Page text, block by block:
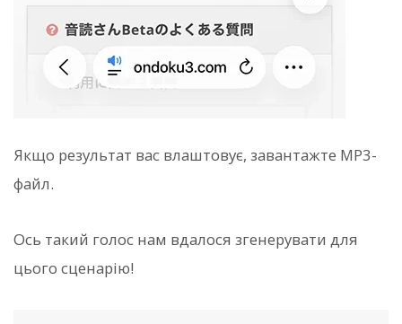
Якщо результат вас влаштовує, завантажте MP3-
файл.
Ось такий голос нам вдалося згенерувати для
цього сценарію!